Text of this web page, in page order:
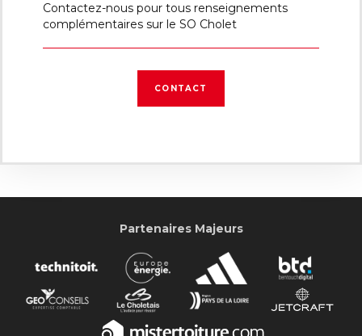
Contactez-nous pour tous renseignements
complémentaires sur le SO Cholet
CONTACT
Partenaires Majeurs